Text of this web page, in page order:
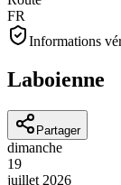
FR
Informations
Laboienne
Partager
dimanche
19
juillet 2026